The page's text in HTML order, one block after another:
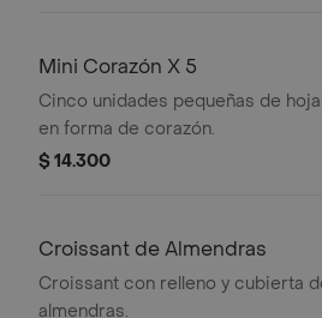
Mini Corazón X 5
Cinco unidades pequeñas de
en forma de corazón.
$ 14.300
Croissant de Almendras
Croissant con relleno y cubierta
almendras.